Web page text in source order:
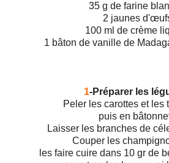
35 g de farine
2 jaunes
100 ml de crème
1 bâton de vanille de
1-Préparer les
Peler les carottes et les
puis en
Laisser les branches de
Couper les
les faire cuire dans 10 gr de